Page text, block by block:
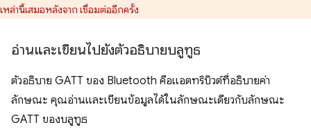
เหล่านี้เสมอหลังจาก เชื่อมต่ออีกครั้ง
อ่านและเขียนไปยังตัวอธิบายบลูทูธ
ตัวอธิบาย GATT ของ Bluetooth คือแอตทริบิวต์ที่อธิบายค่า
ลักษณะ คุณอ่านและเขียนข้อมูลได้ในลักษณะเดียวกับลักษณะ
GATT ของบลูทูธ